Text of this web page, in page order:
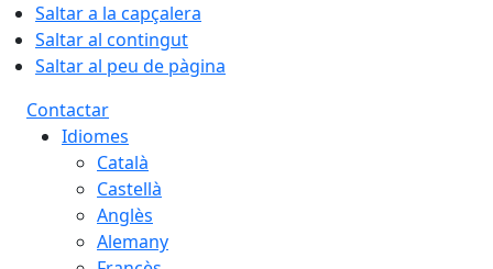
Saltar a la capçalera
Saltar al contingut
Saltar al peu de pàgina
Contactar
Idiomes
Català
Castellà
Anglès
Alemany